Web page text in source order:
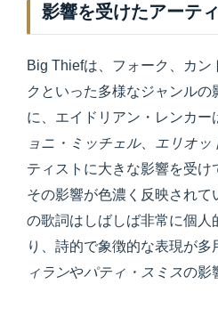
影響を受けたアーテ
Big Thiefは、フォーク、カン
クといった多様なジャンル
に、エイドリアン・レンカー
ョニ・ミッチェル、 エリオッ
ティストに大きな影響を受け
その影響が色濃く反映されて
の歌詞はしばしば非常に個人
り、詩的で象徴的な表現が多
ィランやパティ・スミスの影